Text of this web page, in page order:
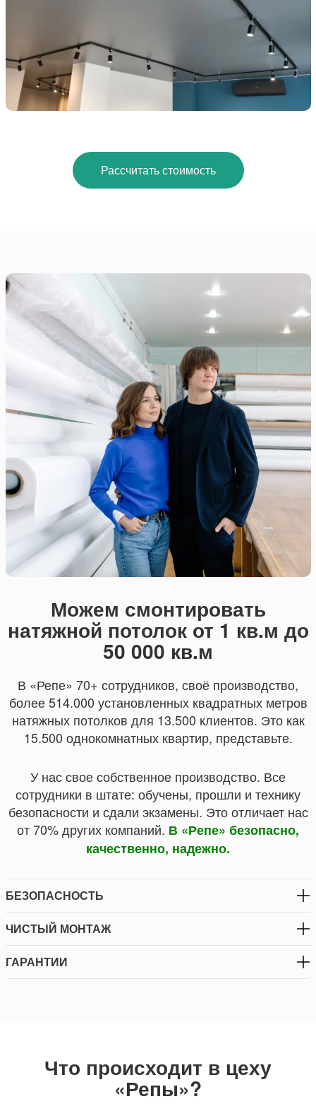
Рассчитать стоимость
Можем смонтировать
натяжной потолок от 1 кв.м до
50 000 кв.м
В «Репе» 70+ сотрудников, своё производство,
более 514.000 установленных квадратных метров
натяжных потолков для 13.500 клиентов. Это как
15.500 однокомнатных квартир, представьте.
У нас свое собственное производство. Все
сотрудники в штате: обучены, прошли и технику
безопасности и сдали экзамены. Это отличает нас
от 70% других компаний. В «Репе» безопасно,
качественно, надежно.
БЕЗОПАСНОСТЬ
ЧИСТЫЙ МОНТАЖ
ГАРАНТИИ
Что происходит в цеху
«Репы»?